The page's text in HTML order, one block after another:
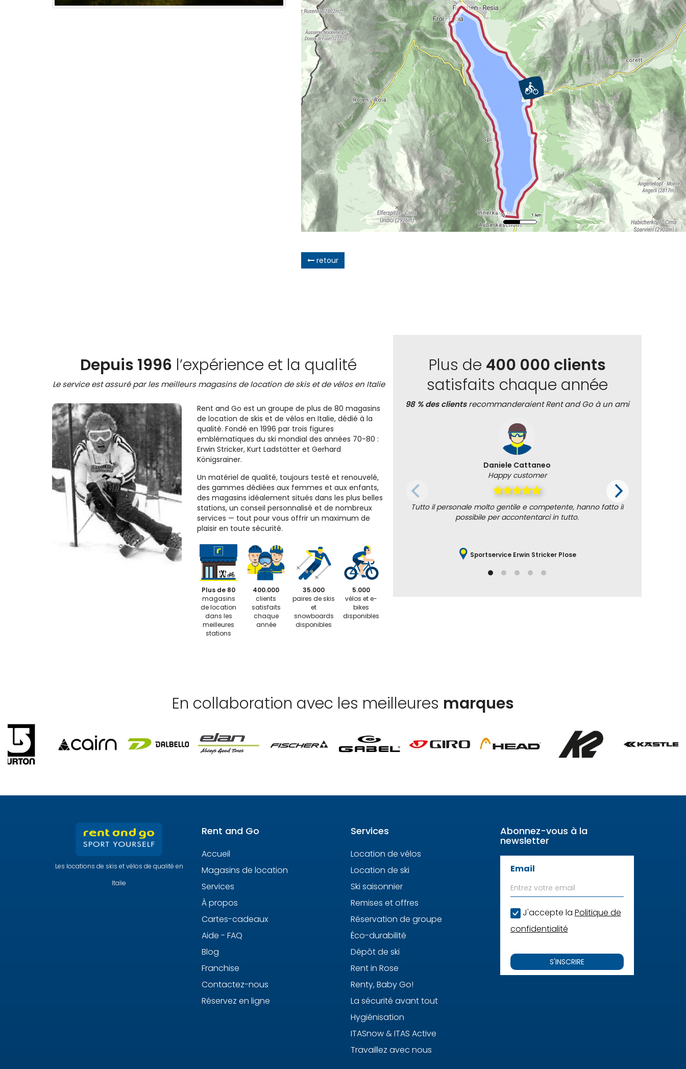
retour
Plus de 400 000 clients
satisfaits chaque année
98 % des clientsrecommanderaient Rent and Go à un ami
Daniele Cattaneo
Happy customer
Tutto il personale molto gentile e competente, hanno fatto il
possibile per accontentarci in tutto.
Sportservice Erwin Stricker Plose
Depuis 1996 l’expérience et la qualité
Le service est assuré par les meilleurs magasins de location de skis et de vélos en Italie
Rent and Go est un groupe de plus de 80 magasins
de location de skis et de vélos en Italie, dédié à la
qualité. Fondé en 1996 par trois figures
emblématiques du ski mondial des années 70-80 :
Erwin Stricker, Kurt Ladstätter et Gerhard
Königsrainer.
Un matériel de qualité, toujours testé et renouvelé,
des gammes dédiées aux femmes et aux enfants,
des magasins idéalement situés dans les plus belles
stations, un conseil personnalisé et de nombreux
services — tout pour vous offrir un maximum de
plaisir en toute sécurité.
Plus de 80
magasins
de location
dans les
meilleures
stations
400.000
clients
satisfaits
chaque
année
35.000
paires de skis
et
snowboards
disponibles
5.000
vélos et e-
bikes
disponibles
En collaboration avec les meilleures marques
Les locations de skis et vélos de qualité en
Italie
Rent and Go
Accueil
Magasins de location
Services
À propos
Cartes-cadeaux
Aide - FAQ
Blog
Franchise
Contactez-nous
Réservez en ligne
Services
Location de vélos
Location de ski
Ski saisonnier
Remises et offres
Réservation de groupe
Éco-durabilité
Dépôt de ski
Rent in Rose
Renty, Baby Go!
La sécurité avant tout
Hygiénisation
ITASnow & ITAS Active
Travaillez avec nous
Abonnez-vous à la
newsletter
Email
J'accepte la Politique de
confidentialité
S'INSCRIRE